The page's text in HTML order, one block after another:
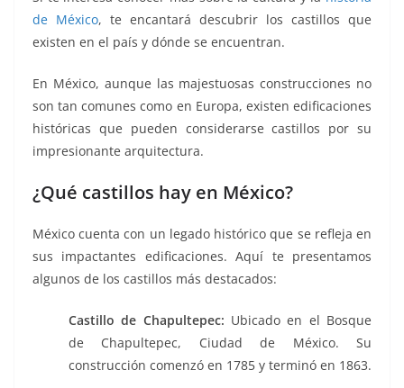
de México, te encantará descubrir los castillos que
existen en el país y dónde se encuentran.
En México, aunque las majestuosas construcciones no
son tan comunes como en Europa, existen edificaciones
históricas que pueden considerarse castillos por su
impresionante arquitectura.
¿Qué castillos hay en México?
México cuenta con un legado histórico que se refleja en
sus impactantes edificaciones. Aquí te presentamos
algunos de los castillos más destacados:
Castillo de Chapultepec: Ubicado en el Bosque
de Chapultepec, Ciudad de México. Su
construcción comenzó en 1785 y terminó en 1863.